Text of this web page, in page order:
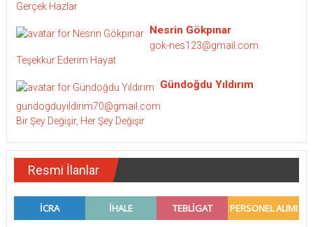
Gerçek Hazlar
Nesrin Gökpınar
gok-nes123@gmail.com
Teşekkür Ederim Hayat
Gündoğdu Yıldırım
gundogduyildirim70@gmail.com
Bir Şey Değişir, Her Şey Değişir
Resmi İlanlar